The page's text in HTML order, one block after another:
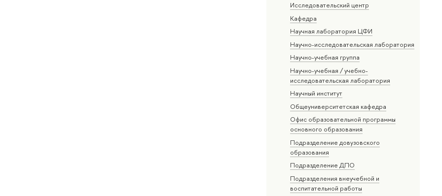
Исследовательский центр
Кафедра
Научная лаборатория ЦФИ
Научно-исследовательская лаборатория
Научно-учебная группа
Научно-учебная / учебно-
исследовательская лаборатория
Научный институт
Общеуниверситетская кафедра
Офис образовательной программы
основного образования
Подразделение довузовского
образования
Подразделение ДПО
Подразделения внеучебной и
воспитательной работы